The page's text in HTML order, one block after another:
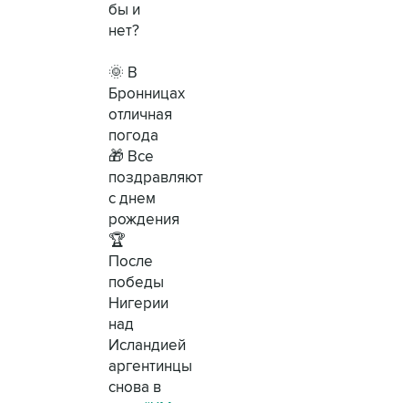
бы и
нет?
🌞 В
Бронницах
отличная
погода
🎁 Все
поздравляют
с днем
рождения
🏆
После
победы
Нигерии
над
Исландией
аргентинцы
снова в